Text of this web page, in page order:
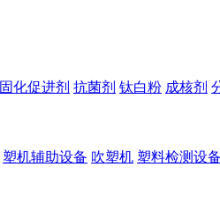
化促进剂 抗菌剂 钛白粉 成核剂
塑机辅助设备 吹塑机 塑料检测设备